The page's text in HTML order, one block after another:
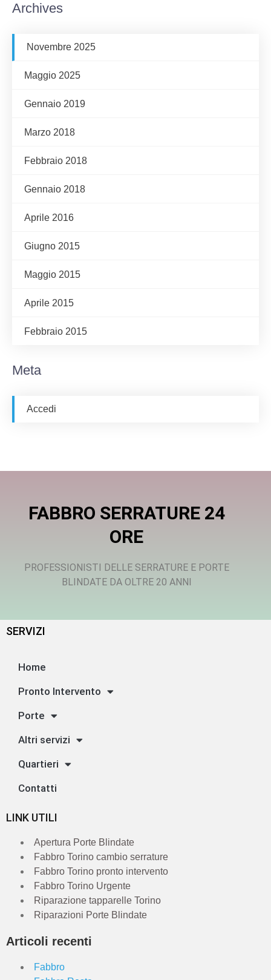
Archives
Novembre 2025
Maggio 2025
Gennaio 2019
Marzo 2018
Febbraio 2018
Gennaio 2018
Aprile 2016
Giugno 2015
Maggio 2015
Aprile 2015
Febbraio 2015
Meta
Accedi
FABBRO SERRATURE 24
ORE
PROFESSIONISTI DELLE SERRATURE E PORTE
BLINDATE DA OLTRE 20 ANNI
SERVIZI
Home
Pronto Intervento
Porte
Altri servizi
Quartieri
Contatti
LINK UTILI
Apertura Porte Blindate
Fabbro Torino cambio serrature
Fabbro Torino pronto intervento
Fabbro Torino Urgente
Riparazione tapparelle Torino
Riparazioni Porte Blindate
Articoli recenti
Fabbro